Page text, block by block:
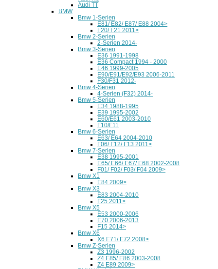
Audi TT
BMW
Bmw 1-Serien
E81/ E82/ E87/ E88 2004>
F20/ F21 2011>
Bmw 2-Serien
2-Serien 2014-
Bmw 3-Serien
E36 1991-1998
E36 Compact 1994 - 2000
E46 1999-2005
E90/E91/E92/E93 2006-2011
F30/F31 2012-
Bmw 4-Serien
4-Serien (F32) 2014-
Bmw 5-Serien
E34 1988-1995
E39 1995-2002
E60/E61 2003-2010
F10/F11
Bmw 6-Serien
E63/ E64 2004-2010
F06/ F12/ F13 2011>
Bmw 7-Serien
E38 1995-2001
E65/ E66/ E67/ E68 2002-2008
F01/ F02/ F03/ F04 2009>
Bmw X1
E84 2009>
Bmw X3
E83 2004-2010
F25 2011>
Bmw X5
E53 2000-2006
E70 2006-2013
F15 2014>
Bmw X6
X6 E71/ E72 2008>
Bmw Z-Serien
Z3 1996-2002
Z4 E85/ E86 2003-2008
Z4 E89 2009>